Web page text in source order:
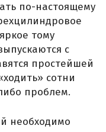
по-настоящему
тому
с
простейшей
сотни
проблем.
необходимо